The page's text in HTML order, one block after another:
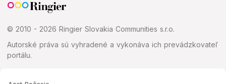
© 2010 - 2026 Ringier Slovakia Communities s.r.o.
Autorské práva sú vyhradené a vykonáva ich prevádzkovateľ
portálu.